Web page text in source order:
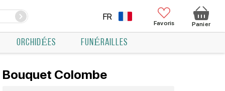
FR
Favoris Panier
ORCHIDÉES FUNÉRAILLES
Bouquet Colombe